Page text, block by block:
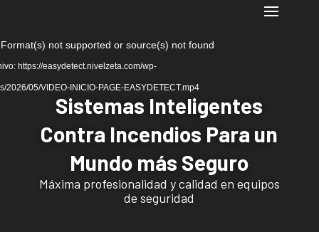
not supported or source(s) not found
https://easydetect.nivelzeta.com/wp-
2026/05/VIDEO-INICIO-PAGE-EASYDETECT.mp4
Sistemas Inteligentes
Contra Incendios Para un
Mundo más Seguro
Máxima profesionalidad y calidad en equipos
de seguridad